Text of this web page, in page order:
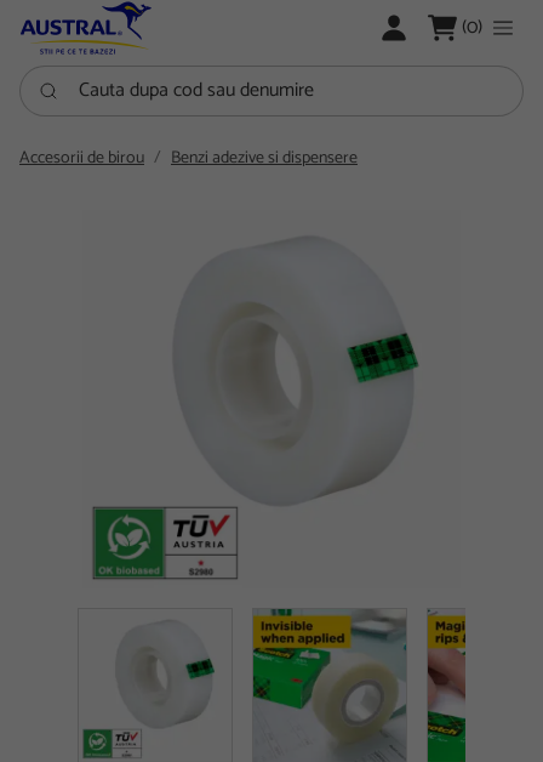
LOGARE (0)
Cauta dupa cod sau denumire
Accesorii de birou Benzi adezive si dispensere